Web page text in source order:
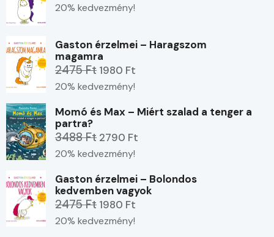
20% kedvezmény!
Gaston érzelmei – Haragszom
magamra
2475 Ft 1980 Ft
20% kedvezmény!
Momó és Max – Miért szalad a tenger a
partra?
3488 Ft 2790 Ft
20% kedvezmény!
Gaston érzelmei – Bolondos
kedvemben vagyok
2475 Ft 1980 Ft
20% kedvezmény!